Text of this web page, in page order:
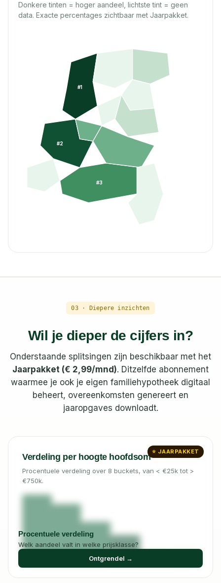
Donkere tinten = hoger aandeel, lichtste tint = geen
data. Exacte percentages zichtbaar met Jaarpakket.
#1
#2
#3
03 · Diepere inzichten
Wil je dieper de cijfers in?
Onderstaande splitsingen zijn beschikbaar met het
Jaarpakket (€ 2,99/mnd). Ditzelfde abonnement
waarmee je ook je eigen familiehypotheek digitaal
beheert, overeenkomsten genereert en
jaaropgaves downloadt.
⭐ JAARPAKKET
Verdeling per hoogte hoofdsom
Procentuele verdeling over 8 buckets, van < €25k tot >
€750k.
Procentuele verdeling
Welk aandeel valt in welke prijsklasse?
Ontgrendel →